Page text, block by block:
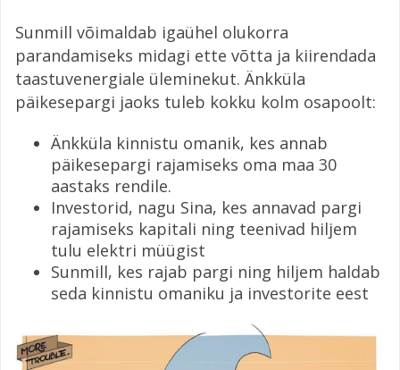
Sunmill võimaldab igaühel olukorra
parandamiseks midagi ette võtta ja kiirendada
taastuvenergiale üleminekut. Änkküla
päikesepargi jaoks tuleb kokku kolm osapoolt:
Änkküla kinnistu omanik, kes annab
päikesepargi rajamiseks oma maa 30
aastaks rendile.
Investorid, nagu Sina, kes annavad pargi
rajamiseks kapitali ning teenivad hiljem
tulu elektri müügist
Sunmill, kes rajab pargi ning hiljem haldab
seda kinnistu omaniku ja investorite eest